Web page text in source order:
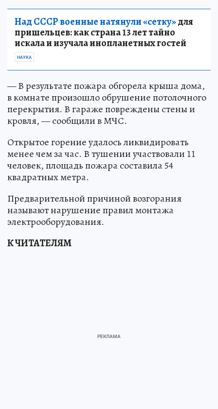
Над СССР военные натянули «сетку»для
пришельцев: как страна 13 лет тайно
искала и изучала инопланетных гостей
НАУКА
— В результате пожара обгорела крыша дома,
в комнате произошло обрушение потолочного
перекрытия. В гараже повреждены стены и
кровля, — сообщили в МЧС.
Открытое горение удалось ликвидировать
менее чем за час. В тушении участвовали 11
человек, площадь пожара составила 54
квадратных метра.
Предварительной причиной возгорания
называют нарушение правил монтажа
электрооборудования.
К ЧИТАТЕЛЯМ